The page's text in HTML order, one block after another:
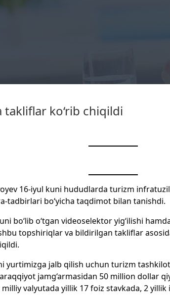
takliflar ko‘rib chiqildi
16-iyul kuni hududlarda turizm
tadbirlari bo‘yicha taqdimot bilan tanishdi.
bo‘lib o‘tgan videoselektor yig‘ilishi
topshiriqlar va bildirilgan takliflar
yurtimizga jalb qilish uchun turizm
jamg‘armasidan 50 million dollar
valyutada yillik 17 foiz stavkada, 2